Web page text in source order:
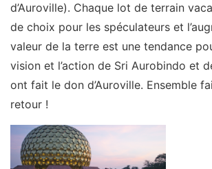
d’Auroville). Chaque lot de terrain
de choix pour les spéculateurs et
valeur de la terre est une tendance
vision et l’action de Sri Aurobindo et
ont fait le don d’Auroville. Ensemble
retour !